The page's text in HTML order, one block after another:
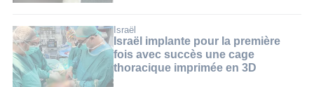
:
2
min.
Israël
Israël implante pour la première
fois avec succès une cage
thoracique imprimée en 3D